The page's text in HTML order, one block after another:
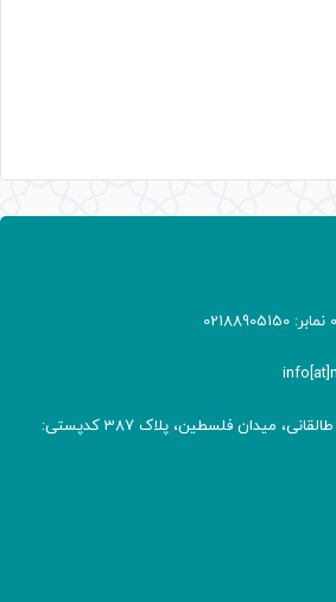
آدرس: پسـتی تهران، خیابان طالقانی، میدان فلسطین، پلاک 387 کدپستی: